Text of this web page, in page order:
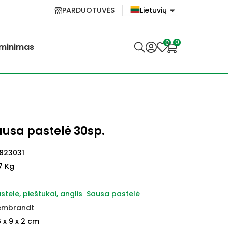
PARDUOTUVĖS
Lietuvių
Lietuvių
0 0
pastelė 30sp.
Kg
pieštukai, anglis Sausa pastelė
x 9 x 2 cm